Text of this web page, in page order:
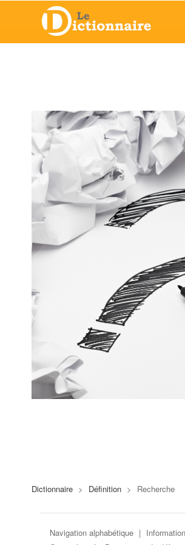
Dictionnaire > Définition > Recherche
Navigation alphabétique |